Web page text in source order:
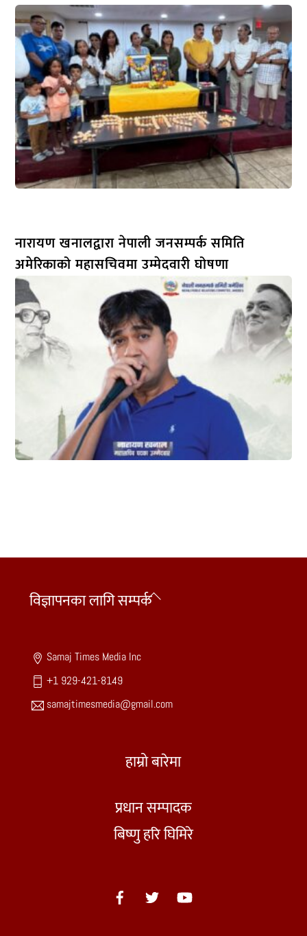
नारायण खनालद्वारा नेपाली जनसम्पर्क समिति
अमेरिकाको महासचिवमा उम्मेदवारी घोषणा
Back
विज्ञापनका लागि सम्पर्क
Samaj Times Media Inc
+1 929-421-8149
samajtimesmedia@gmail.com
हाम्रो बारेमा
प्रधान सम्पादक
बिष्णु हरि घिमिरे